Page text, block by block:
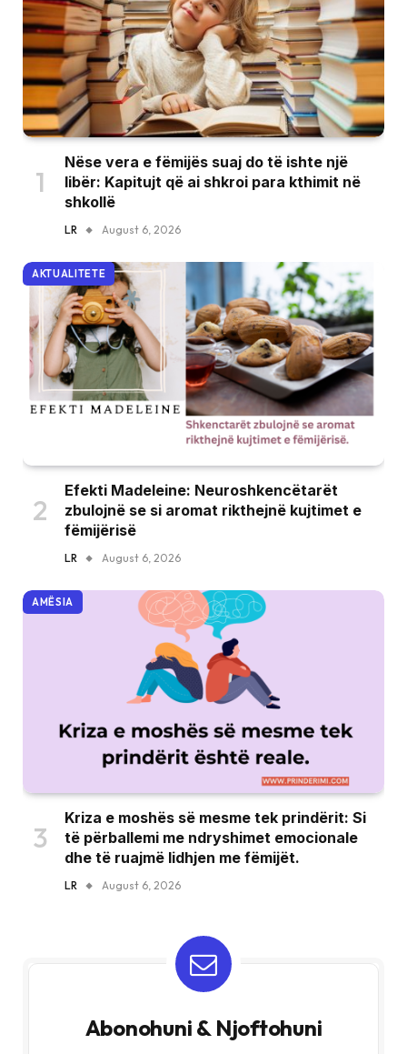
Nëse vera e fëmijës suaj do të ishte një
libër: Kapitujt që ai shkroi para kthimit në
shkollë
LR August 6, 2026
AKTUALITETE
Efekti Madeleine: Neuroshkencëtarët
zbulojnë se si aromat rikthejnë kujtimet e
fëmijërisë
LR August 6, 2026
AMËSIA
Kriza e moshës së mesme tek prindërit: Si
të përballemi me ndryshimet emocionale
dhe të ruajmë lidhjen me fëmijët.
LR August 6, 2026
Abonohuni & Njoftohuni